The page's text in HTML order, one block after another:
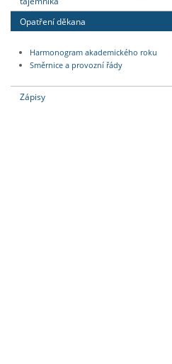
Opatření děkana
Harmonogram akademického roku
Směrnice a provozní řády
Zápisy